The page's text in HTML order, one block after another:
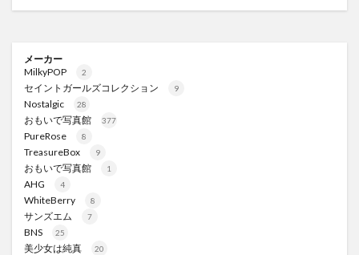
メーカー
MilkyPOP
2
セイントガールズコレクション 9
Nostalgic 28
おもいで写真館 377
PureRose 8
TreasureBox 9
おもいで写真館 1
AHG 4
WhiteBerry 8
サンズエム 7
BNS 25
美少女は純真 20